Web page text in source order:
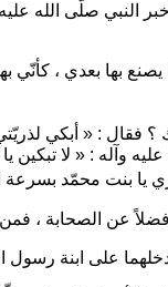
النبي صلّى الله
يصنع بها بعدي ،
؟ فقال : « أبكي
وآله : « لا تبكين
يا بنت محمّد بسرعة
عن الصحابة ، فمن